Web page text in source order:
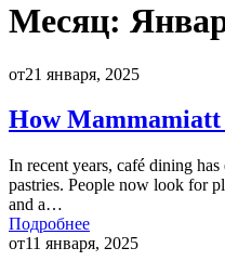
Месяц:
от21 января, 2025
How Mammamiatt
In recent years, café dining
pastries. People now look for
and a…
Подробнее
от11 января, 2025